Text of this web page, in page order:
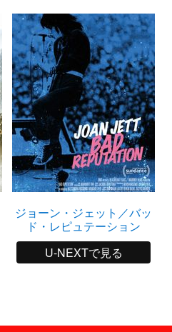
ジョーン・ジェット／バッ
ド・レピュテーション
U-NEXTで見る